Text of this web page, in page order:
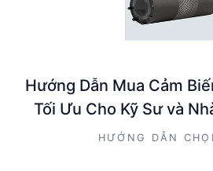
Hướng Dẫn Mua Cảm
Tối Ưu Cho Kỹ Sư và
Thuật
HƯỚNG DẪN